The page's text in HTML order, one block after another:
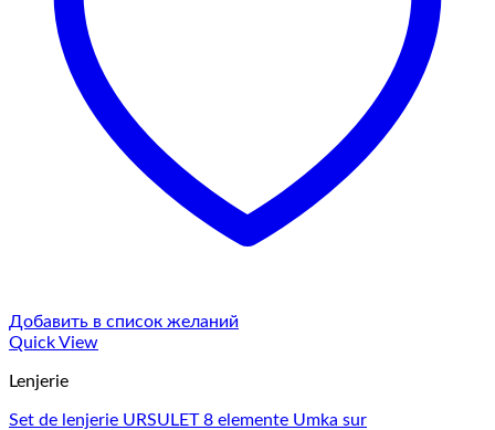
Добавить в список желаний
Quick View
Lenjerie
Set de lenjerie URSULET 8 elemente Umka sur